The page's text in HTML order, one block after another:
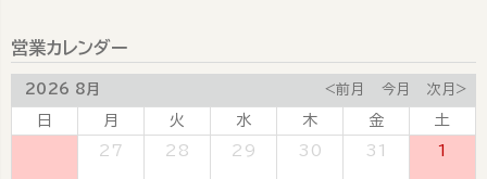
営業カレンダー
2026 8月 <前月 今月 次月>
日 月 火 水 木 金
土
27 28 29 30 31 1